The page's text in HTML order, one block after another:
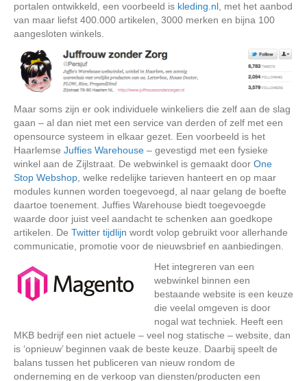
portalen ontwikkeld, een voorbeeld is kleding.nl , met het aanbod
van maar liefst 400.000 artikelen, 3000 merken en bijna 100
aangesloten winkels.
Maar soms zijn er ook individuele winkeliers die zelf aan de slag
gaan – al dan niet met een service van derden of zelf met een
opensource systeem in elkaar gezet. Een voorbeeld is het
Haarlemse Juffies Warehouse – gevestigd met een fysieke
winkel aan de Zijlstraat. De webwinkel is gemaakt door One
Stop Webshop , welke redelijke tarieven hanteert en op maar
modules kunnen worden toegevoegd, al naar gelang de boefte
daartoe toenement. Juffies Warehouse biedt toegevoegde
waarde door juist veel aandacht te schenken aan goedkope
artikelen. De Twitter tijdlijn wordt volop gebruikt voor allerhande
communicatie, promotie voor de nieuwsbrief en aanbiedingen.
Het integreren van een
webwinkel binnen een
bestaande website is een keuze
die veelal omgeven is door
nogal wat techniek. Heeft een
MKB bedrijf een niet actuele – veel nog statische – website, dan
is ‘opnieuw’ beginnen vaak de beste keuze. Daarbij speelt de
balans tussen het publiceren van nieuw rondom de
onderneming en de verkoop van diensten/producten een